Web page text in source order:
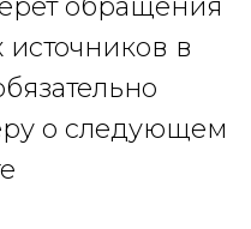
обращения
источников в
о следующем